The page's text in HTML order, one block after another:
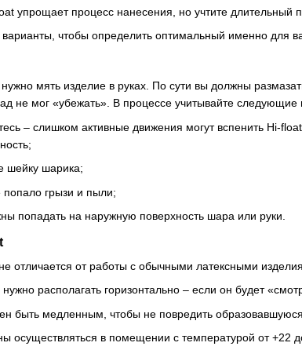
упрощает процесс нанесения, но учтите длительный
чтобы определить оптимальный именно для
мять изделие в руках. По сути вы должны
не мог «убежать». В процессе учитывайте
– слишком активные движения могут вспенить Hi-float,
шейку шарика;
попало грызи и пыли;
попадать на наружную поверхность шара или руки.
отличается от работы с обычными латексными
располагать горизонтально – если он будет
быть медленным, чтобы не повредить
осуществляться в помещении с температурой от +22